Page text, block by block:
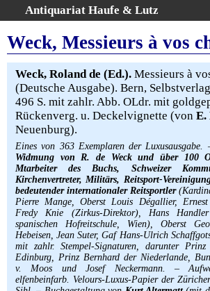
Antiquariat Haufe & Lutz
Home
Gesamtbestand
Erweiterte Suche
Kategorien
Schlagwörter
Warenkorb
AGB
Widerruf
Über uns
Aktuelle Kataloge
Kontakt
Ankauf
Links
Weck, Messieurs à vos
Weck, Roland de (Ed.). Messieurs à
(Deutsche Ausgabe). Bern,
496 S. mit zahlr. Abb. OLdr. mit
Rückenverg. u. Deckelvignette (von E.
Neuenburg).
Eines von 363 Exemplaren der Luxusausgabe.
Widmung von R. de Weck und über 100
Mtarbeiter des Buchs, Schweizer
Kirchenvertreter, Militärs, Reitsport-
bedeutender internationaler Reitsportler
Pierre Mange, Oberst Louis Dégallier,
Fredy Knie (Zirkus-Direktor), Hans
spanischen Hofreitschule, Wien), Oberst
Hebeisen, Jean Suter, Gaf Hans-Ulrich
mit zahlr. Stempel-Signaturen, darunter
Edinburg, Prinz Bernhard der Niederlande,
v. Moos und Josef Neckermann. –
elfenbeinfarb. Velours-Luxus-Papier der